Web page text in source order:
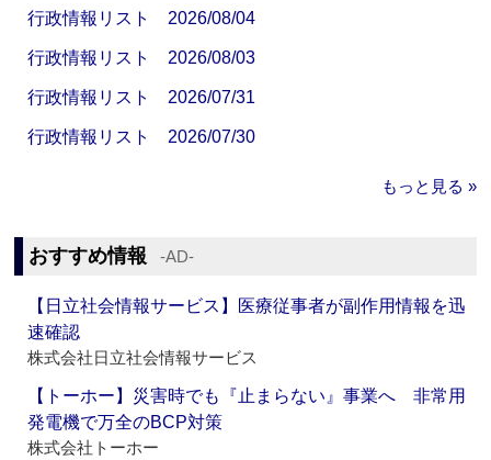
行政情報リスト 2026/08/04
行政情報リスト 2026/08/03
行政情報リスト 2026/07/31
行政情報リスト 2026/07/30
もっと見る »
おすすめ情報 ‐AD‐
【日立社会情報サービス】医療従事者が副作用情報を迅
速確認
株式会社日立社会情報サービス
【トーホー】災害時でも『止まらない』事業へ 非常用
発電機で万全のBCP対策
株式会社トーホー